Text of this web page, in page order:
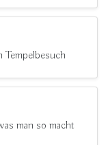
man so macht